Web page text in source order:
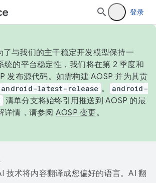
登录
了与我们的主干稳定开发模型保持一
统的平台稳定性，我们将在第 2 季度和
发布源代码。如需构建 AOSP 并为其贡
android-latest-release 。
android-
清单分支将始终引用推送到 AOSP 的最
详情，请参阅 AOSP 变更。
技术将内容翻译成您偏好的语言。AI 翻